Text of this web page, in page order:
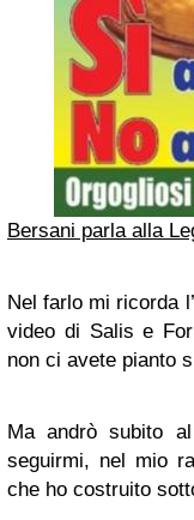
Bersani parla alla
Nel farlo mi ricorda
video di Salis e
non ci avete pianto
Ma andrò subito
seguirmi, nel mio
che ho costruito